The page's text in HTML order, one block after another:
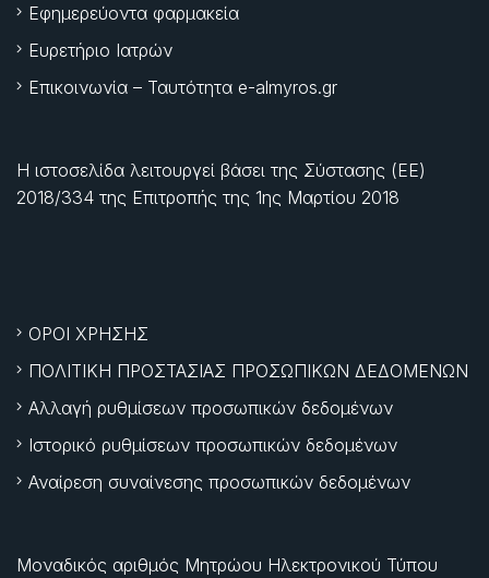
Εφημερεύοντα φαρμακεία
Ευρετήριο Ιατρών
Επικοινωνία – Ταυτότητα e-almyros.gr
Η ιστοσελίδα λειτουργεί βάσει της Σύστασης (ΕΕ)
2018/334 της Επιτροπής της 1ης Μαρτίου 2018
ΟΡΟΙ ΧΡΗΣΗΣ
ΠΟΛΙΤΙΚΗ ΠΡΟΣΤΑΣΙΑΣ ΠΡΟΣΩΠΙΚΩΝ ΔΕΔΟΜΕΝΩΝ
Αλλαγή ρυθμίσεων προσωπικών δεδομένων
Ιστορικό ρυθμίσεων προσωπικών δεδομένων
Αναίρεση συναίνεσης προσωπικών δεδομένων
Μοναδικός αριθμός Μητρώου Ηλεκτρονικού Τύπου